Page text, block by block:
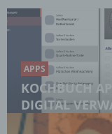
APPS
KOCHBUCH
DIGITAL